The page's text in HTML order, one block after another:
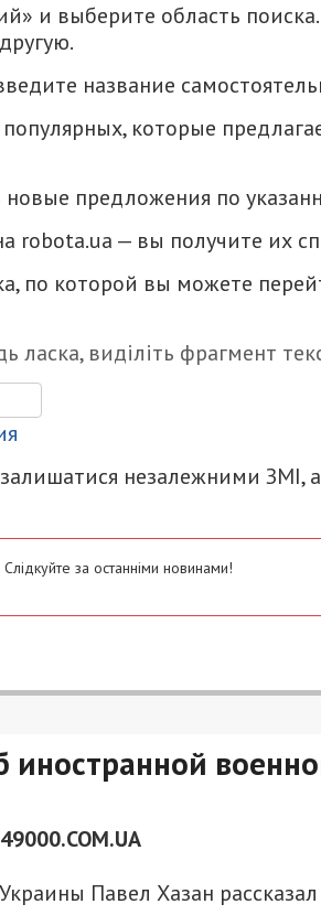
и выберите область
название
которые
предложения по
robota.ua — вы получите их
по которой вы можете
виділіть фрагмент
незалежними ЗМІ,
за останніми новинами!
иностранной
Павел Хазан